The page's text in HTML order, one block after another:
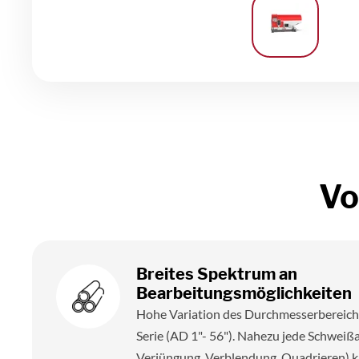
Breites Spektrum an
Bearbeitungsmöglichkeiten
Hohe Variation des
Serie (AD 1"- 56"). Nahezu jede